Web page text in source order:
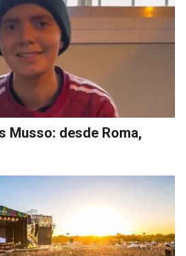
Musso: desde Roma,